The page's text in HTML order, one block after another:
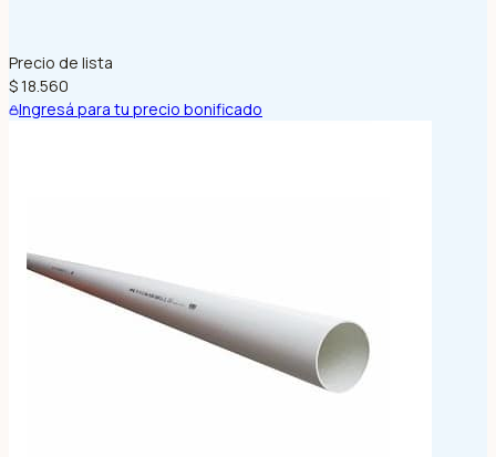
Precio de lista
$ 18.560
Ingresá para tu precio bonificado